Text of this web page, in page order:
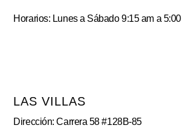
Horarios: Lunes a Sábado 9:15 am a 5:00
LAS VILLAS
Dirección: Carrera 58 #128B-85